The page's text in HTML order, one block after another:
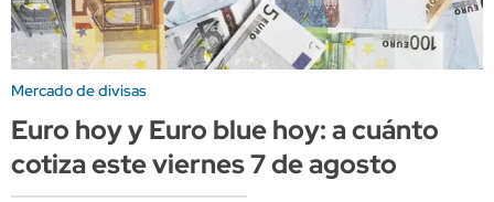
Mercado de divisas
Euro hoy y Euro blue hoy: a cuánto
cotiza este viernes 7 de agosto